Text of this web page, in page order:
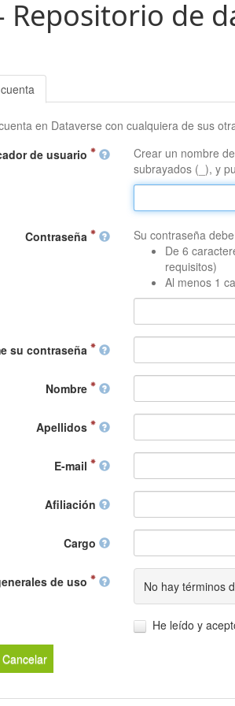
Repositorio de
en Dataverse con cualquiera de sus
de usuario
Crear un nombre
subrayados (_), y
Contraseña
Su contraseña
De 6
requisitos)
Al menos 1
su contraseña
Nombre
Apellidos
E-mail
Afiliación
Cargo
de uso No hay términos
He leído y
Cancelar